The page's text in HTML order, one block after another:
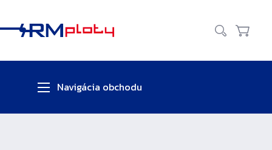
Vyhľadať
Košík
Navigácia obchodu